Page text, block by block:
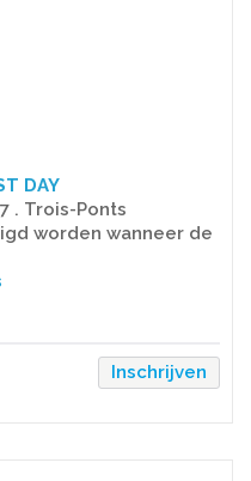
DAY
. Trois-Ponts
worden wanneer de
Inschrijven